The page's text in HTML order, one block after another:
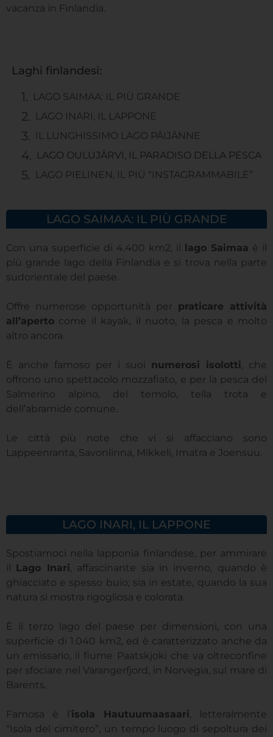
vacanza in Finlandia.
Laghi finlandesi:
LAGO SAIMAA: IL PIÙ GRANDE
LAGO INARI, IL LAPPONE
IL LUNGHISSIMO LAGO PÄIJÄNNE
LAGO OULUJÄRVI, IL PARADISO DELLA PESCA
LAGO PIELINEN, IL PIÙ “INSTAGRAMMABILE”
LAGO SAIMAA: IL PIÙ GRANDE
Con una superficie di 4.400 km2, il lago Saimaa è il
più grande lago della Finlandia e si trova nella parte
sudorientale del paese.
Offre numerose opportunità per praticare attività
all’aperto come il kayak, il nuoto, la pesca e molto
altro ancora.
È anche famoso per i suoi numerosi isolotti, che
offrono uno spettacolo mozzafiato, e per la pesca del
Salmerino alpino, del temolo, tella trota e
dell’abramide comune.
Le città più note che vi si affacciano sono
Lappeenranta, Savonlinna, Mikkeli, Imatra e Joensuu.
LAGO INARI, IL LAPPONE
Spostiamoci nella lapponia finlandese, per ammirare
il Lago Inari, affascinante sia in inverno, quando è
ghiacciato e spesso buio; sia in estate, quando la sua
natura si mostra rigogliosa e colorata.
È il terzo lago del paese per dimensioni, con una
superficie di 1.040 km2, ed è caratterizzato anche da
un emissario, il fiume Paatskjoki che va oltreconfine
per sfociare nel Varangerfjord, in Norvegia, sul mare di
Barents.
Famosa è l’isola Hautuumaasaari, letteralmente
“Isola del cimitero”, un tempo luogo di sepoltura dei